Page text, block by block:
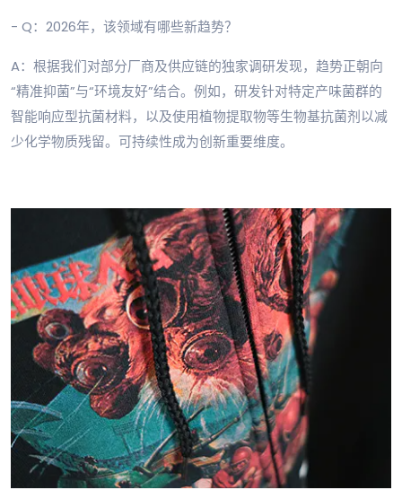
- Q：2026年，该领域有哪些新趋势？
A：根据我们对部分厂商及供应链的独家调研发现，趋势正朝向
“精准抑菌”与“环境友好”结合。例如，研发针对特定产味菌群的
智能响应型抗菌材料，以及使用植物提取物等生物基抗菌剂以减
少化学物质残留。可持续性成为创新重要维度。